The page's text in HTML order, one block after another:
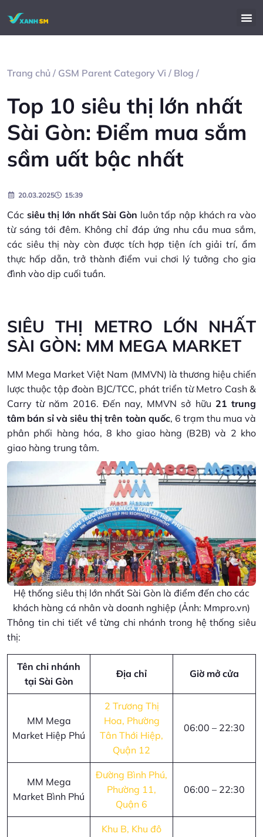
Trang chủ / GSM Parent Category Vi / Blog /
Top 10 siêu thị lớn nhất
Sài Gòn: Điểm mua sắm
sầm uất bậc nhất
20.03.2025 15:39
Các siêu thị lớn nhất Sài Gòn luôn tấp nập khách ra vào
từ sáng tới đêm. Không chỉ đáp ứng nhu cầu mua sắm,
các siêu thị này còn được tích hợp tiện ích giải trí, ẩm
thực hấp dẫn, trở thành điểm vui chơi lý tưởng cho gia
đình vào dịp cuối tuần.
SIÊU THỊ METRO LỚN NHẤT
SÀI GÒN: MM MEGA MARKET
MM Mega Market Việt Nam (MMVN) là thương hiệu chiến
lược thuộc tập đoàn BJC/TCC, phát triển từ Metro Cash &
Carry từ năm 2016. Đến nay, MMVN sở hữu 21 trung
tâm bán sỉ và siêu thị trên toàn quốc, 6 trạm thu mua và
phân phối hàng hóa, 8 kho giao hàng (B2B) và 2 kho
giao hàng trung tâm.
Hệ thống siêu thị lớn nhất Sài Gòn là điểm đến cho các
khách hàng cá nhân và doanh nghiệp (Ảnh: Mmpro.vn)
Thông tin chi tiết về từng chi nhánh trong hệ thống siêu
thị:
Tên chi nhánh
tại Sài Gòn
Địa chỉ Giờ mở cửa
MM Mega
Market Hiệp Phú
2 Trương Thị
Hoa, Phường
Tân Thới Hiệp,
Quận 12
06:00 – 22:30
MM Mega
Market Bình Phú
Đường Bình Phú,
Phường 11,
Quận 6
06:00 – 22:30
Khu B, Khu đô